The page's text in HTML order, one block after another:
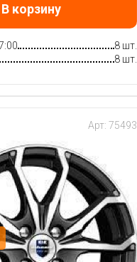
В корзину
8 шт.
8 шт.
Арт: 75493